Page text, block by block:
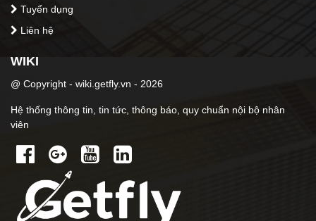
Tuyển dụng
Liên hệ
WIKI
@ Copyright - wiki.getfly.vn - 2026
Hệ thống thông tin, tin tức, thông báo, quy chuẩn nội bộ nhân
viên